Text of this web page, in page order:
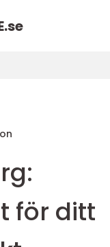
se
för ditt